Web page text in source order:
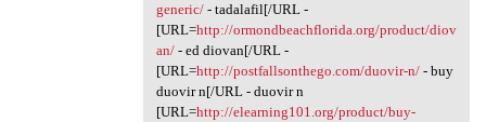
generic/- tadalafil[/URL -
[URL=http://ormondbeachflorida.org/product/diov
an/- ed diovan[/URL -
[URL=http://postfallsonthego.com/duovir-n/- buy
duovir n[/URL - duovir n
[URL=http://elearning101.org/product/buy-